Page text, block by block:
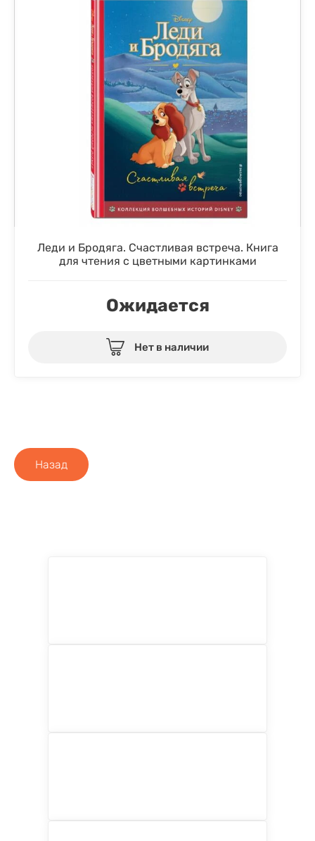
Леди и Бродяга. Счастливая встреча. Книга
для чтения с цветными картинками
Ожидается
Нет в наличии
Назад